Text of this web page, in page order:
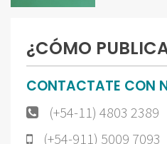
¿CÓMO
CONTACTATE CON
(+54-11) 4803 2389
(+54-911) 5009 7093